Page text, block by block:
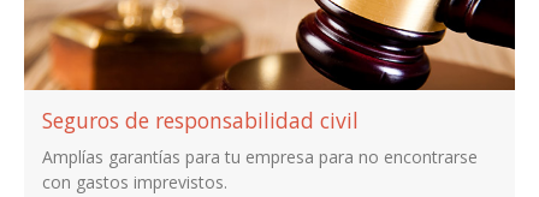
Seguros de responsabilidad civil
Amplías garantías para tu empresa para no encontrarse
con gastos imprevistos.